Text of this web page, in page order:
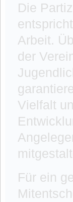
Die
Arbeit.
der
Vielfalt
Für ein